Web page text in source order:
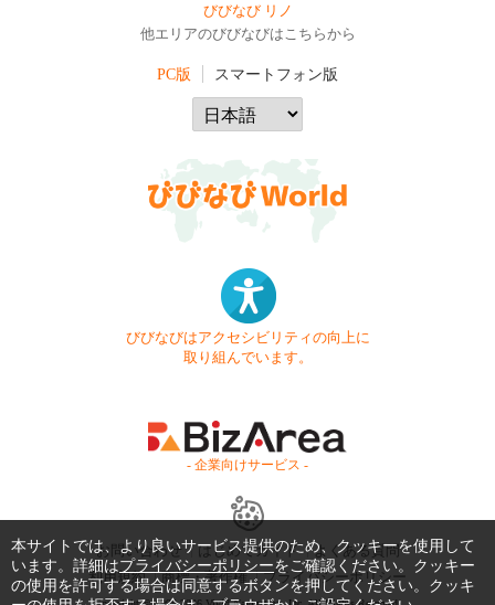
びびなび リノ
他エリアのびびなびはこちらから
PC版 スマートフォン版
びびなびはアクセシビリティの向上に
取り組んでいます。
- 企業向けサービス -
お問い合わせ はじめてガイド
よくある質問
利用規約
商標・著作権 プライバシーポリシー
本サイトでは、より良いサービス提供のため、クッキーを使用して
います。詳細はプライバシーポリシーをご確認ください。クッキー
の使用を許可する場合は同意するボタンを押してください。クッキ